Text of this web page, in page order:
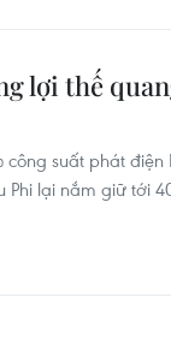
lợi thế
công suất phát
Phi lại nắm giữ tới